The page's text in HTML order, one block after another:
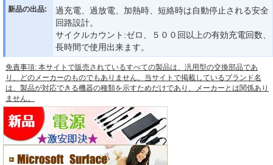
新品の出品:
過充電、過放電、加熱時、短絡時は自動停止される安全
回路設計。
サイクルカウント:ゼロ、５００回以上の有効充電回数、
長時間で使用出来ます。
免責事項: 本サイトで販売されているすべての製品は、汎用型の交換部品であ
り、どのメーカーのものでもありません。当サイトで掲載しているブランド名
は、製品が対応できる機器の種類を示すためだけであり、メーカーとは関係あり
ません。